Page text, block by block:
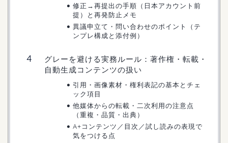
修正→再提出の手順（日本アカウント前
提）と再発防止メモ
異議申立て・問い合わせのポイント（テ
ンプレ構成と添付例）
グレーを避ける実務ルール：著作権・転載・
自動生成コンテンツの扱い
引用・画像素材・権利表記の基本とチェ
ック項目
他媒体からの転載・二次利用の注意点
（重複・品質・出典）
A+コンテンツ／目次／試し読みの表現で
気をつける点